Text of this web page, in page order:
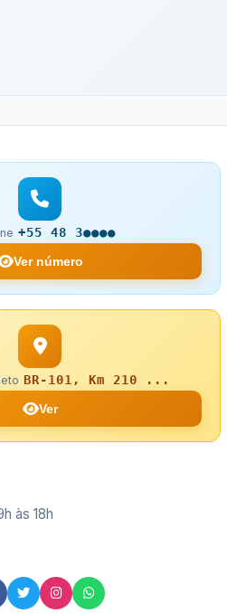
+55 48 3●●●●
Ver número
BR-101, Km 210 ...
Ver
às 18h